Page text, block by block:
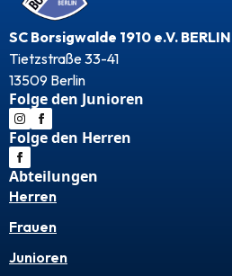
SC Borsigwalde 1910 e.V. BERLIN
Tietzstraße 33-41
13509 Berlin
Folge den Junioren
Folge den Herren
Abteilungen
Herren
Frauen
Junioren